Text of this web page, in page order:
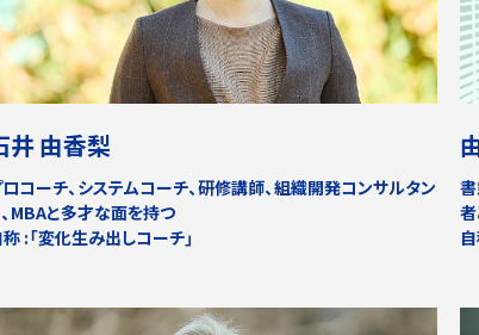
井 由香梨
コーチ、システムコーチ、研修講師、組織開発コンサルタン
、MBAと多才な面を持つ
称 :「変化生み出しコーチ」